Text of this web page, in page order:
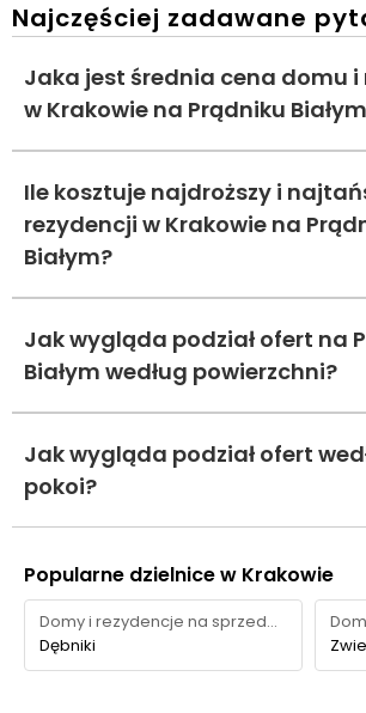
Najczęściej zadawane
Jaka jest średnia cena domu i
w Krakowie na Prądniku
Ile kosztuje najdroższy i
rezydencji w Krakowie na
Białym?
Jak wygląda podział ofert na
Białym według powierzchni?
Jak wygląda podział ofert
pokoi?
Popularne dzielnice w Krakowie
Domy i rezydencje na sprzedaż
Dębniki